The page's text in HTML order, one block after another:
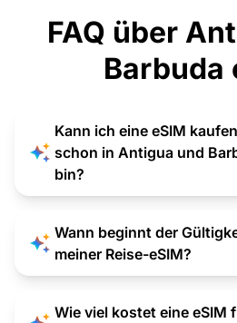
FAQ über
Barbuda
Kann ich eine eSIM
schon in Antigua und
bin?
Wann beginnt der
meiner Reise-eSIM?
Wie viel kostet eine eSIM